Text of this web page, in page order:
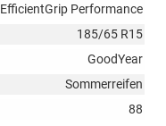
EfficientGrip Performance
185/65 R15
GoodYear
Sommerreifen
88